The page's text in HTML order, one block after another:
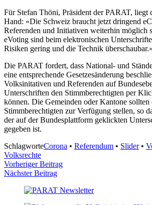
Für Stefan Thöni, Präsident der PARAT, liegt
Hand: «Die Schweiz braucht jetzt dringend
Referenden und Initiativen weiterhin möglich
eVoting sind beim elektronischen
Risiken gering und die Technik überschaubar.»
Die PARAT fordert, dass National- und
eine entsprechende Gesetzesänderung
Volksinitativen und Referenden auf
Unterschriften den Stimmberechtigten per
können. Die Gemeinden oder Kantone
Stimmberechtigten zur Verfügung stellen, so
der auf der Bundesplattform geklickten
gegeben ist.
SchlagworteCorona • Referendum • Slider•
Volksrechte
Beitragsnavigation
Vorheriger Beitrag
Nächster Beitrag